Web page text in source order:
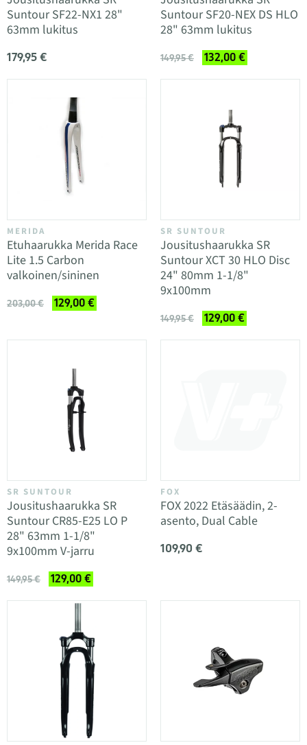
Suntour SF22-NX1 28"
63mm lukitus
179,95 €
Suntour SF20-NEX DS HLO
28" 63mm lukitus
149,95 € 132,00 €
MERIDA
Etuhaarukka Merida Race
Lite 1.5 Carbon
valkoinen/sininen
203,00 € 129,00 €
SR SUNTOUR
Jousitushaarukka SR
Suntour XCT 30 HLO Disc
24" 80mm 1-1/8"
9x100mm
149,95 € 129,00 €
SR SUNTOUR
Jousitushaarukka SR
Suntour CR85-E25 LO P
28" 63mm 1-1/8"
9x100mm V-jarru
149,95 € 129,00 €
FOX
FOX 2022 Etäsäädin, 2-
asento, Dual Cable
109,90 €